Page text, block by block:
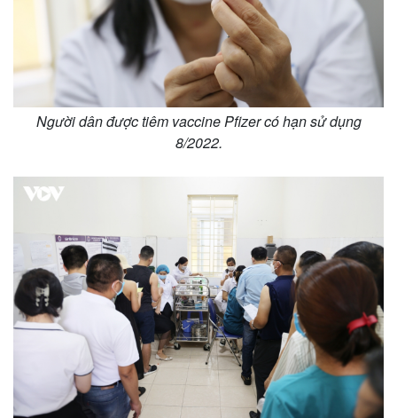
Chứng khoán
Giá cà phê
Người dân được tiêm vaccine Pfizer có hạn sử dụng
8/2022.